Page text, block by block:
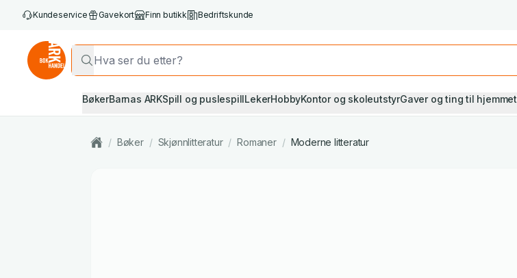
Kundeservice Gavekort Finn butikk Bedriftskunde
BøkerBarnas ARKSpill og puslespillLekerHobbyKontor og skoleutstyrGaver og ting til hjemmet
/ Bøker / Skjønnlitteratur / Romaner / Moderne litteratur